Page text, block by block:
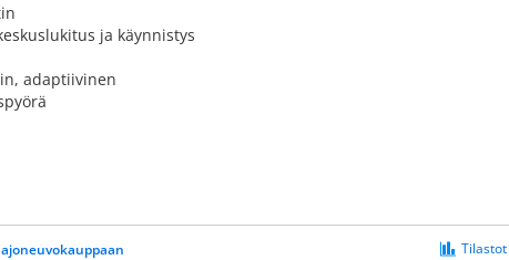
ja käynnistys
adaptiivinen
Tilastot